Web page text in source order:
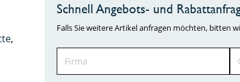
,
Schnell Angebots- und
Falls Sie weitere Artikel anfragen möchten, bitten